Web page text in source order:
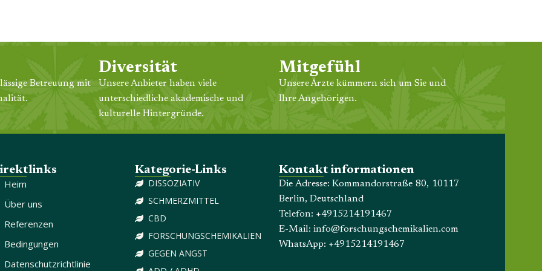
Betreuung mit
Diversität
Unsere Anbieter haben viele
unterschiedliche akademische und
kulturelle Hintergründe.
Mitgefühl
Unsere Ärzte kümmern sich um Sie und
Ihre Angehörigen.
Heim
Über uns
Referenzen
Bedingungen
Datenschutzrichtlinie
Kategorie-Links
DISSOZIATIV
SCHMERZMITTEL
CBD
FORSCHUNGSCHEMIKALIEN
GEGEN ANGST
Kontakt informationen
Die Adresse: Kommandorstraße 80, 10117
Berlin, Deutschland
Telefon: +4915214191467
E-Mail: info@forschungschemikalien.com
WhatsApp: +4915214191467